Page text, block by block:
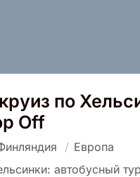
по
Off
Европа
автобусный